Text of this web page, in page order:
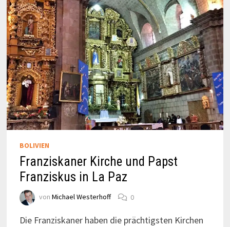
BOLIVIEN
Franziskaner Kirche und Papst
Franziskus in La Paz
von Michael Westerhoff 0
Die Franziskaner haben die prächtigsten Kirchen